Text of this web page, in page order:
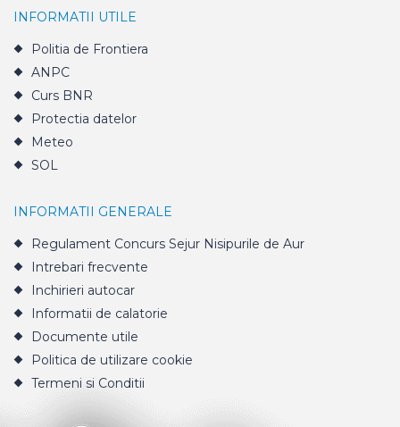
INFORMATII UTILE
Politia de Frontiera
ANPC
Curs BNR
Protectia datelor
Meteo
SOL
INFORMATII GENERALE
Regulament Concurs Sejur Nisipurile de Aur
Intrebari frecvente
Inchirieri autocar
Informatii de calatorie
Documente utile
Politica de utilizare cookie
Termeni si Conditii